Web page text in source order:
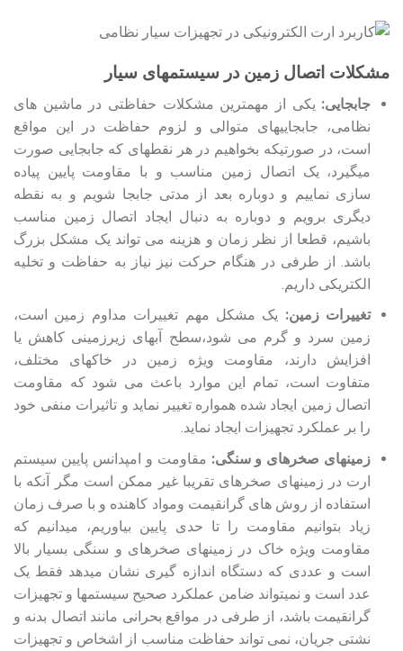
مشکلات اتصال زمین در سیستمهای سیار
جابجایی‏: یکی از مهمترین مشکلات حفاظتی در ماشین های
نظامی، جابجایی‏های متوالی و لزوم حفاظت در این مواقع
است، در صورتیکه بخواهیم در هر نقطه‏ای که جابجایی صورت
می‏گیرد، یک اتصال زمین مناسب و با مقاومت پایین پیاده
سازی نماییم و دوباره بعد از مدتی جابجا شویم و به نقطه
دیگری برویم و دوباره به دنبال ایجاد اتصال زمین مناسب
باشیم، قطعا از نظر زمان و هزینه می تواند یک مشکل بزرگ
باشد. از طرفی در هنگام حرکت نیز نیاز به حفاظت و تخلیه
الکتریکی داریم.
تغییرات زمین: یک مشکل مهم تغییرات مداوم زمین است،
زمین سرد و گرم می شود،سطح آبهای زیرزمینی کاهش یا
افزایش دارند، مقاومت ویژه زمین در خاکهای مختلف،
متفاوت است، تمام این موارد باعث می شود که مقاومت
اتصال زمین ایجاد شده همواره تغییر نماید و تاثیرات منفی خود
را بر عملکرد تجهیزات ایجاد نماید.
زمین‏های صخره‏ای و سنگی: مقاومت و امپدانس پایین سیستم
ارت در زمین‏های صخره‏ای تقریبا غیر ممکن است مگر آنکه با
استفاده از روش های گرانقیمت ومواد کاهنده و با صرف زمان
زیاد بتوانیم مقاومت را تا حدی پایین بیاوریم، می‏دانیم که
مقاومت ویژه خاک در زمین‏های صخره‏ای و سنگی بسیار بالا
است و عددی که دستگاه اندازه‏ گیری نشان می‏دهد فقط یک
عدد است و نمی‏تواند ضامن عملکرد صحیح سیستمها و تجهیزات
گرانقیمت باشد، از طرفی در مواقع بحرانی مانند اتصال بدنه و
نشتی جریان، نمی تواند حفاظت مناسب از اشخاص و تجهیزات